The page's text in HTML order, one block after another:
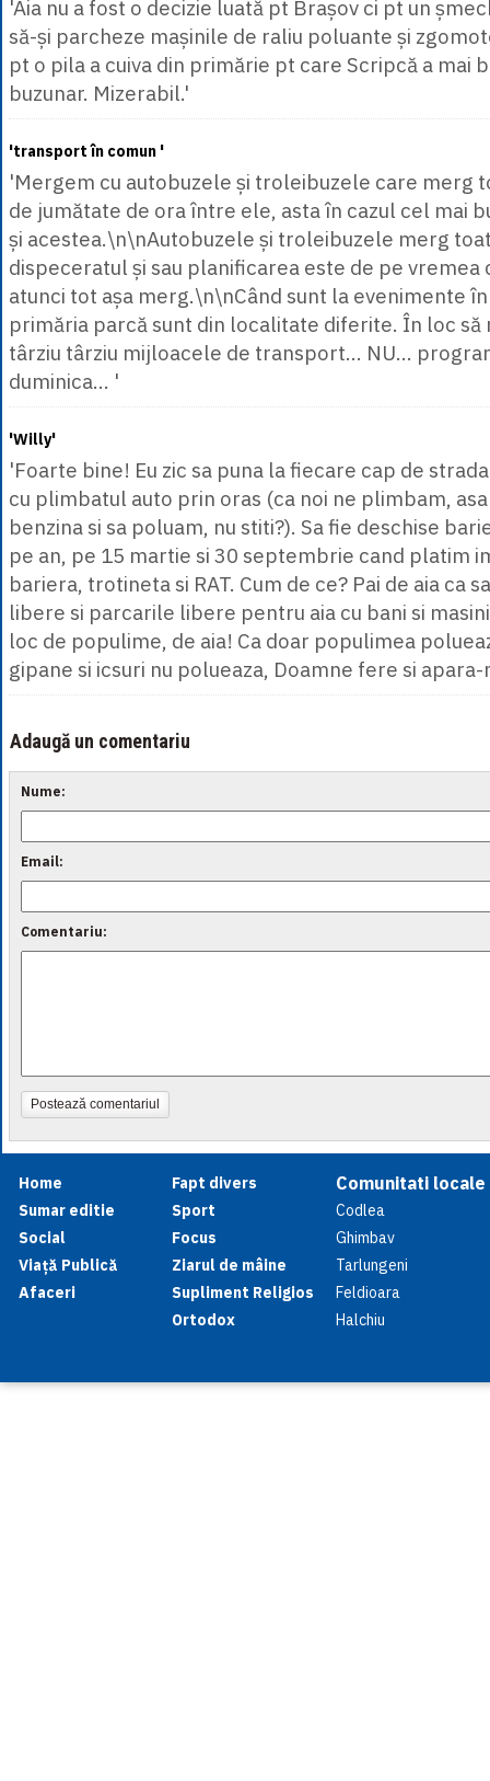
'Aia nu a fost o decizie luată pt Brașov ci pt un
să-și parcheze mașinile de raliu poluante și
pt o pila a cuiva din primărie pt care Scripcă a mai
buzunar. Mizerabil.'
'transport în comun '
'Mergem cu autobuzele și troleibuzele care merg
de jumătate de ora între ele, asta în cazul cel mai
și acestea.\n\nAutobuzele și troleibuzele merg
dispeceratul și sau planificarea este de pe vremea
atunci tot așa merg.\n\nCând sunt la evenimente în
primăria parcă sunt din localitate diferite. În loc să
târziu târziu mijloacele de transport... NU...
duminica... '
'Willy'
'Foarte bine! Eu zic sa puna la fiecare cap de
cu plimbatul auto prin oras (ca noi ne plimbam,
benzina si sa poluam, nu stiti?). Sa fie deschise
pe an, pe 15 martie si 30 septembrie cand platim
bariera, trotineta si RAT. Cum de ce? Pai de aia ca
libere si parcarile libere pentru aia cu bani si
loc de populime, de aia! Ca doar populimea
gipane si icsuri nu polueaza, Doamne fere si
Adaugă un comentariu
Nume:
Email:
Comentariu:
Postează comentariul
Home
Sumar editie
Social
Viață Publică
Afaceri
Fapt divers
Sport
Focus
Ziarul de mâine
Supliment Religios
Ortodox
Comunitati locale
Codlea
Ghimbav
Tarlungeni
Feldioara
Halchiu